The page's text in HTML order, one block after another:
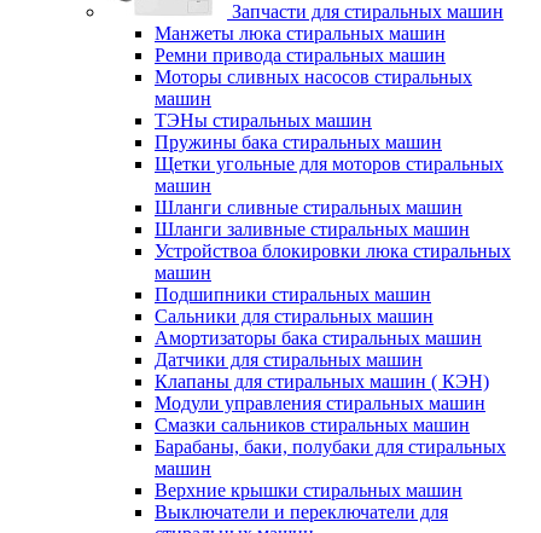
Запчасти для стиральных машин
Манжеты люка стиральных машин
Ремни привода стиральных машин
Моторы сливных насосов стиральных
машин
ТЭНы стиральных машин
Пружины бака стиральных машин
Щетки угольные для моторов стиральных
машин
Шланги сливные стиральных машин
Шланги заливные стиральных машин
Устройствоа блокировки люка стиральных
машин
Подшипники стиральных машин
Сальники для стиральных машин
Амортизаторы бака стиральных машин
Датчики для стиральных машин
Клапаны для стиральных машин ( КЭН)
Модули управления стиральных машин
Смазки сальников стиральных машин
Барабаны, баки, полубаки для стиральных
машин
Верхние крышки стиральных машин
Выключатели и переключатели для